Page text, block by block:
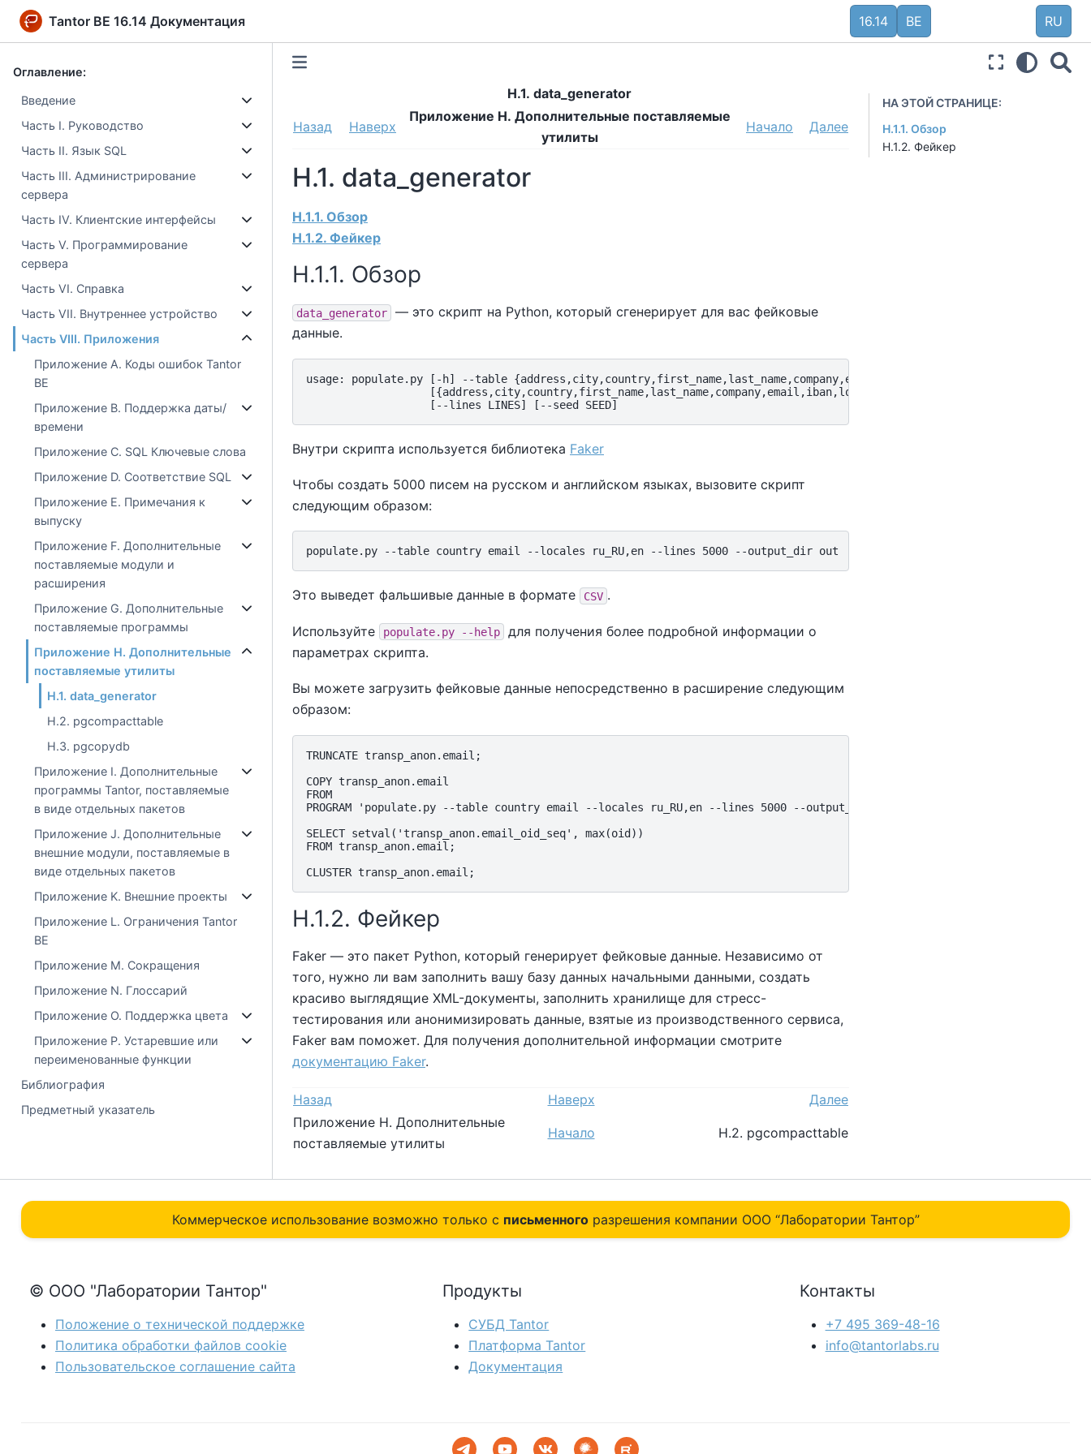
Tantor BE 16.14 Документация 16.14 BE RU
Оглавление:
Введение
Часть I. Руководство
Часть II. Язык SQL
Часть III. Администрирование
сервера
Часть IV. Клиентские интерфейсы
Часть V. Программирование
сервера
Часть VI. Справка
Часть VII. Внутреннее устройство
Часть VIII. Приложения
Приложение A. Коды ошибок Tantor
BE
Приложение B. Поддержка даты/
времени
Приложение C. SQL Ключевые слова
Приложение D. Соответствие SQL
Приложение E. Примечания к
выпуску
Приложение F. Дополнительные
поставляемые модули и
расширения
Приложение G. Дополнительные
поставляемые программы
Приложение H. Дополнительные
поставляемые утилиты
H.1. data_generator
H.2. pgcompacttable
H.3. pgcopydb
Приложение I. Дополнительные
программы Tantor, поставляемые
в виде отдельных пакетов
Приложение J. Дополнительные
внешние модули, поставляемые в
виде отдельных пакетов
Приложение K. Внешние проекты
Приложение L. Ограничения Tantor
BE
Приложение M. Сокращения
Приложение N. Глоссарий
Приложение O. Поддержка цвета
Приложение P. Устаревшие или
переименованные функции
Библиография
Предметный указатель
НА ЭТОЙ СТРАНИЦЕ:
H.1.1. Обзор
H.1.2. Фейкер
H.1. data_generator
Назад Наверх
Приложение H. Дополнительные поставляемые
утилиты
Начало Далее
H.1. data_generator
H.1.1. Обзор
H.1.2. Фейкер
H.1.1. Обзор
data_generator
— это скрипт на Python, который сгенерирует для вас фейковые
данные.
usage: populate.py [-h] --table {address,city,country,first_name,last_name,company,email,iban,lorem_ipsum,postcode}
[{address,city,country,first_name,last_name,company,email,iban,lorem_ipsum,postcode} ...] [--locales
Внутри скрипта используется библиотека Faker
Чтобы создать 5000 писем на русском и английском языках, вызовите скрипт
следующим образом:
Это выведет фальшивые данные в формате CSV .
Используйте populate.py --help
для получения более подробной информации о
параметрах скрипта.
Вы можете загрузить фейковые данные непосредственно в расширение следующим
образом:
TRUNCATE transp_anon.email;
COPY transp_anon.email
FROM
PROGRAM 'populate.py --table country email --locales ru_RU,en --lines 5000 --output_dir out';
SELECT setval('transp_anon.email_oid_seq', max(oid))
FROM transp_anon.email;
H.1.2. Фейкер
Faker — это пакет Python, который генерирует фейковые данные. Независимо от
того, нужно ли вам заполнить вашу базу данных начальными данными, создать
красиво выглядящие XML-документы, заполнить хранилище для стресс-
тестирования или анонимизировать данные, взятые из производственного сервиса,
Faker вам поможет. Для получения дополнительной информации смотрите
документацию Faker.
Назад Наверх
Далее
Приложение H. Дополнительные
поставляемые утилиты
Начало H.2. pgcompacttable
Коммерческое использование возможно только с письменногоразрешения компании ОOO “Лаборатории Тантор”
© ООО "Лаборатории Тантор"
Положение о технической поддержке
Политика обработки файлов сookie
Пользовательское соглашение сайта
Продукты
СУБД Tantor
Платформа Tantor
Документация
Контакты
+7 495 369-48-16
info@tantorlabs.ru